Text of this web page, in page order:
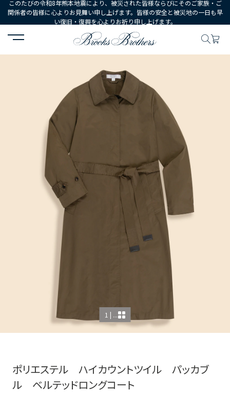
このたびの令和8年熊本地震により、被災された皆様ならびにそのご家族・ご
関係者の皆様に心よりお見舞い申し上げます。皆様の安全と被災地の一日も早
い復旧・復興を心よりお祈り申し上げます。
HOME ウェア アウターウェア ポリエステル ハイカ
1 | ...
ポリエステル ハイカウントツイル パッカブ
ル ベルテッドロングコート